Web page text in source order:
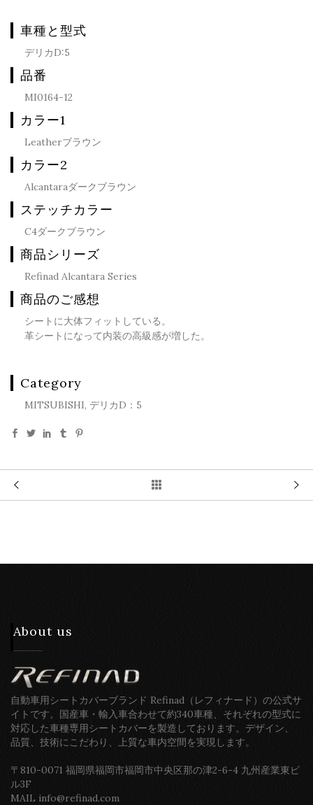
車種と型式
デリカD:5
品番
MI0164-12
カラー1
Leatherブラウン
カラー2
Alcantaraダークブラウン
ステッチカラー
C4ダークブラウン
商品シリーズ
Refinad Alcantara Series
商品のご感想
シートに大体フィットしている。
革シートになって内装の高級感が増した。
Category
MITSUBISHI, デリカD：5
About us
自動車用シートカバーブランド Refinad（レフィナード）の公式サ
イトです。国産車・輸入車合わせて約340車種、それぞれの型式に
対応した車種専用シートカバーを製造しております。デザイン、
品質、技術にこだわり、上質な車内空間を実現します。
〒810-0071 福岡県福岡市福岡市中央区那の津2-6-4 九州産業東ビ
ル3F
MAIL info@refinad.com